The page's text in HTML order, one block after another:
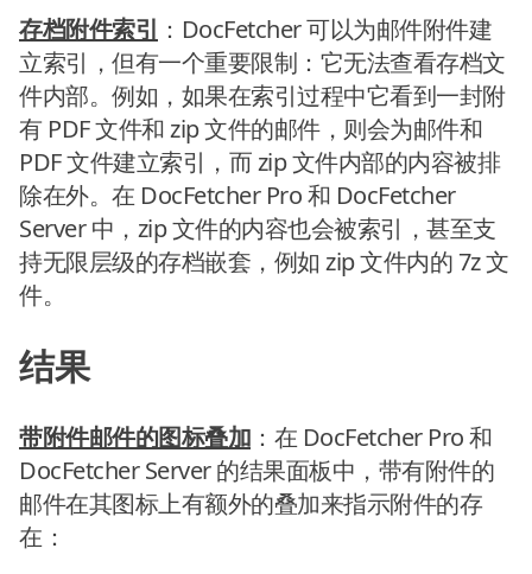
存档附件索引 ：DocFetcher 可以为邮件附件建
立索引，但有一个重要限制：它无法查看存档文
件内部。例如，如果在索引过程中它看到一封附
有 PDF 文件和 zip 文件的邮件，则会为邮件和
PDF 文件建立索引，而 zip 文件内部的内容被排
除在外。在 DocFetcher Pro 和 DocFetcher
Server 中，zip 文件的内容也会被索引，甚至支
持无限层级的存档嵌套，例如 zip 文件内的 7z 文
件。
结果
带附件邮件的图标叠加 ：在 DocFetcher Pro 和
DocFetcher Server 的结果面板中，带有附件的
邮件在其图标上有额外的叠加来指示附件的存
在：